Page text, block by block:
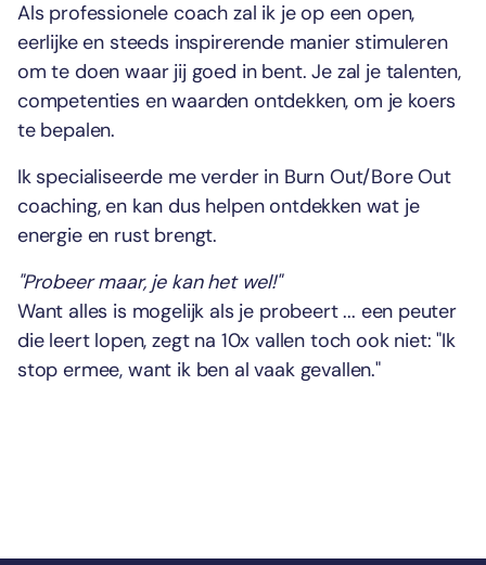
Als professionele coach zal ik je op een open,
eerlijke en steeds inspirerende manier stimuleren
om te doen waar jij goed in bent. Je zal je talenten,
competenties en waarden ontdekken, om je koers
te bepalen.
Ik specialiseerde me verder in Burn Out/Bore Out
coaching, en kan dus helpen ontdekken wat je
energie en rust brengt.
"Probeer maar, je kan het wel!"
Want alles is mogelijk als je probeert ... een peuter
die leert lopen, zegt na 10x vallen toch ook niet: "Ik
stop ermee, want ik ben al vaak gevallen."